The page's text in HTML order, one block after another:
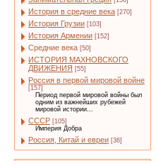
История в средние века [270]
История Грузии [103]
История Армении [152]
Средние века [50]
ИСТОРИЯ МАХНОВСКОГО
ДВИЖЕНИЯ [55]
Россия в первой мировой войне
[157]
Период первой мировой войны был
одним из важнейших рубежей
мировой истории...
СССР [105]
Империя Добра
Россия, Китай и евреи [36]